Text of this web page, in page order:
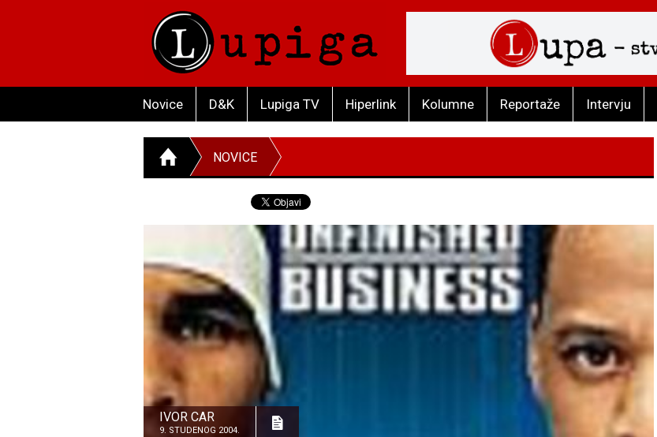
Novice D&K Lupiga TV Hiperlink Kolumne Reportaže Intervju
NOVICE
IVOR CAR
9. STUDENOG 2004.